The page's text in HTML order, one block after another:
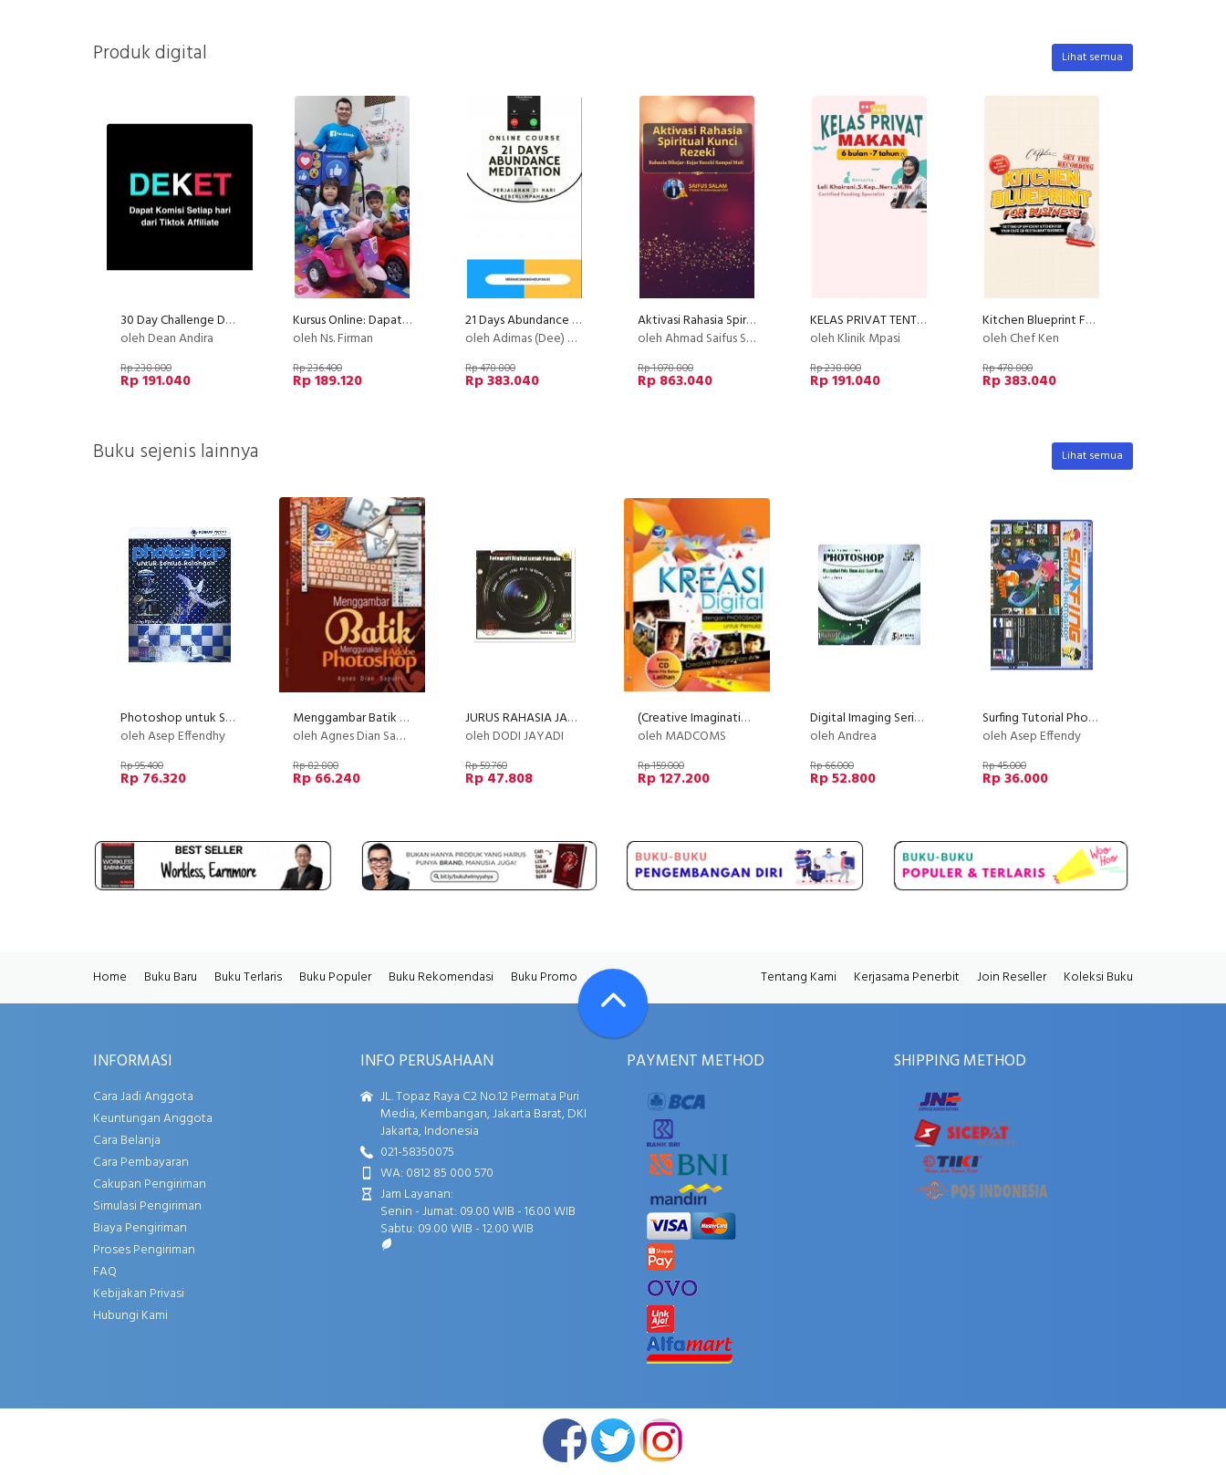
Produk digital Lihat semua
30 Day Challenge DEKET | Dapet Komisi Setiap Hari dari Tiktok Affiliate
oleh Dean Andira
Rp 238.800
Rp 191.040
Kursus Online: Dapat Cuan Dollar & Penghasilan dari Facebook [Ecourse Facebook Mastery]
oleh Ns. Firman
Rp 236.400
Rp 189.120
21 Days Abundance Meditation
oleh Adimas (Dee) Wirajayanagara (Lesmana)
Rp 478.800
Rp 383.040
Aktivasi Rahasia Spiritual Kunci Rezeki
oleh Ahmad Saifus Salam
Rp 1.078.800
Rp 863.040
KELAS PRIVAT TENTANG MAKAN (by Klinik MPASI )
oleh Klinik Mpasi
Rp 238.800
Rp 191.040
Kitchen Blueprint For Business : Setting Up Efficient Kitchen For Your Cafe or Restaurant Business
oleh Chef Ken
Rp 478.800
Rp 383.040
Buku sejenis lainnya Lihat semua
Photoshop untuk Semua Kalangan
oleh Asep Effendhy
Rp 95.400
Rp 76.320
Menggambar Batik Menggunakan Adobe Photoshop
oleh Agnes Dian Saputri
Rp 82.800
Rp 66.240
JURUS RAHASIA JAGO FOTOGRAFI DIGITAL UNTUK PEMULA (2014)
oleh DODI JAYADI
Rp 59.760
Rp 47.808
(Creative Imagination Art) Kreasi Digital Dengan Photoshop Untuk Pemula+cd
oleh MADCOMS
Rp 159.000
Rp 127.200
Digital Imaging Series : Photoshop Manipulasi Foto Biasa Jadi Luar Biasa
oleh Andrea
Rp 66.000
Rp 52.800
Surfing Tutorial Photoshop
oleh Asep Effendy
Rp 45.000
Rp 36.000
Home Buku Baru Buku Terlaris Buku Populer Buku Rekomendasi Buku Promo Tentang Kami Kerjasama Penerbit Join Reseller Koleksi Buku
INFORMASI
Cara Jadi Anggota
Keuntungan Anggota
Cara Belanja
Cara Pembayaran
Cakupan Pengiriman
Simulasi Pengiriman
Biaya Pengiriman
Proses Pengiriman
FAQ
Kebijakan Privasi
Hubungi Kami
INFO PERUSAHAAN
JL. Topaz Raya C2 No.12 Permata Puri
Media, Kembangan, Jakarta Barat, DKI
Jakarta, Indonesia
021-58350075
WA: 0812 85 000 570
Jam Layanan:
Senin - Jumat: 09.00 WIB - 16.00 WIB
Sabtu: 09.00 WIB - 12.00 WIB
PAYMENT METHOD SHIPPING METHOD